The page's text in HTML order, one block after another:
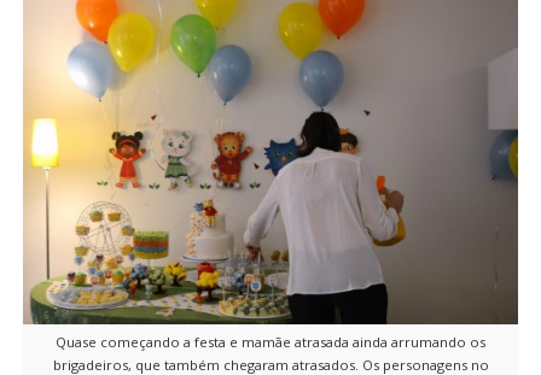
Quase começando a festa e mamãe atrasada ainda arrumando os
brigadeiros, que também chegaram atrasados. Os personagens no